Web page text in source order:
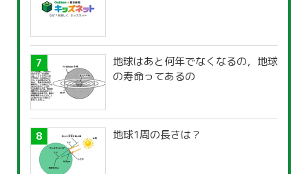
地球はあと何年でなくなるの，地球
の寿命ってあるの
地球1周の長さは？